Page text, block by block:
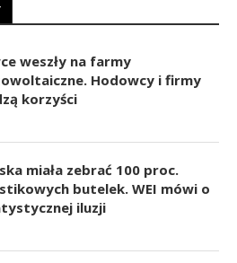
weszły na farmy
Hodowcy i firmy
korzyści
miała zebrać 100 proc.
butelek. WEI mówi o
iluzji